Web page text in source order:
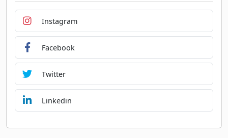
Instagram
Facebook
Twitter
Linkedin